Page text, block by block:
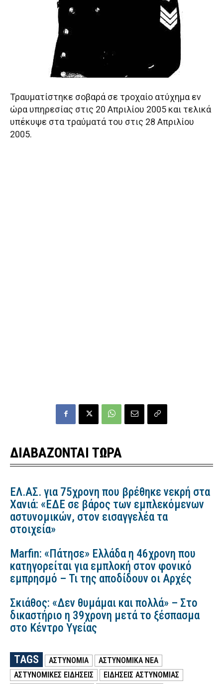
Τραυματίστηκε σοβαρά σε τροχαίο ατύχημα εν
ώρα υπηρεσίας στις 20 Απριλίου 2005 και τελικά
υπέκυψε στα τραύματά του στις 28 Απριλίου
2005.
ΔΙΑΒΑΖΟΝΤΑΙ ΤΩΡΑ
ΕΛ.ΑΣ. για 75χρονη που βρέθηκε νεκρή στα
Χανιά: «ΕΔΕ σε βάρος των εμπλεκόμενων
αστυνομικών, στον εισαγγελέα τα
στοιχεία»
Marfin: «Πάτησε» Ελλάδα η 46χρονη που
κατηγορείται για εμπλοκή στον φονικό
εμπρησμό – Τι της αποδίδουν οι Αρχές
Σκιάθος: «Δεν θυμάμαι και πολλά» – Στο
δικαστήριο η 39χρονη μετά το ξέσπασμα
στο Κέντρο Υγείας
TAGS ΑΣΤΥΝΟΜΙΑ
ΑΣΤΥΝΟΜΙΚΑ ΝΕΑ
ΑΣΤΥΝΟΜΙΚΕΣ ΕΙΔΗΣΕΙΣ
ΕΙΔΗΣΕΙΣ ΑΣΤΥΝΟΜΙΑΣ